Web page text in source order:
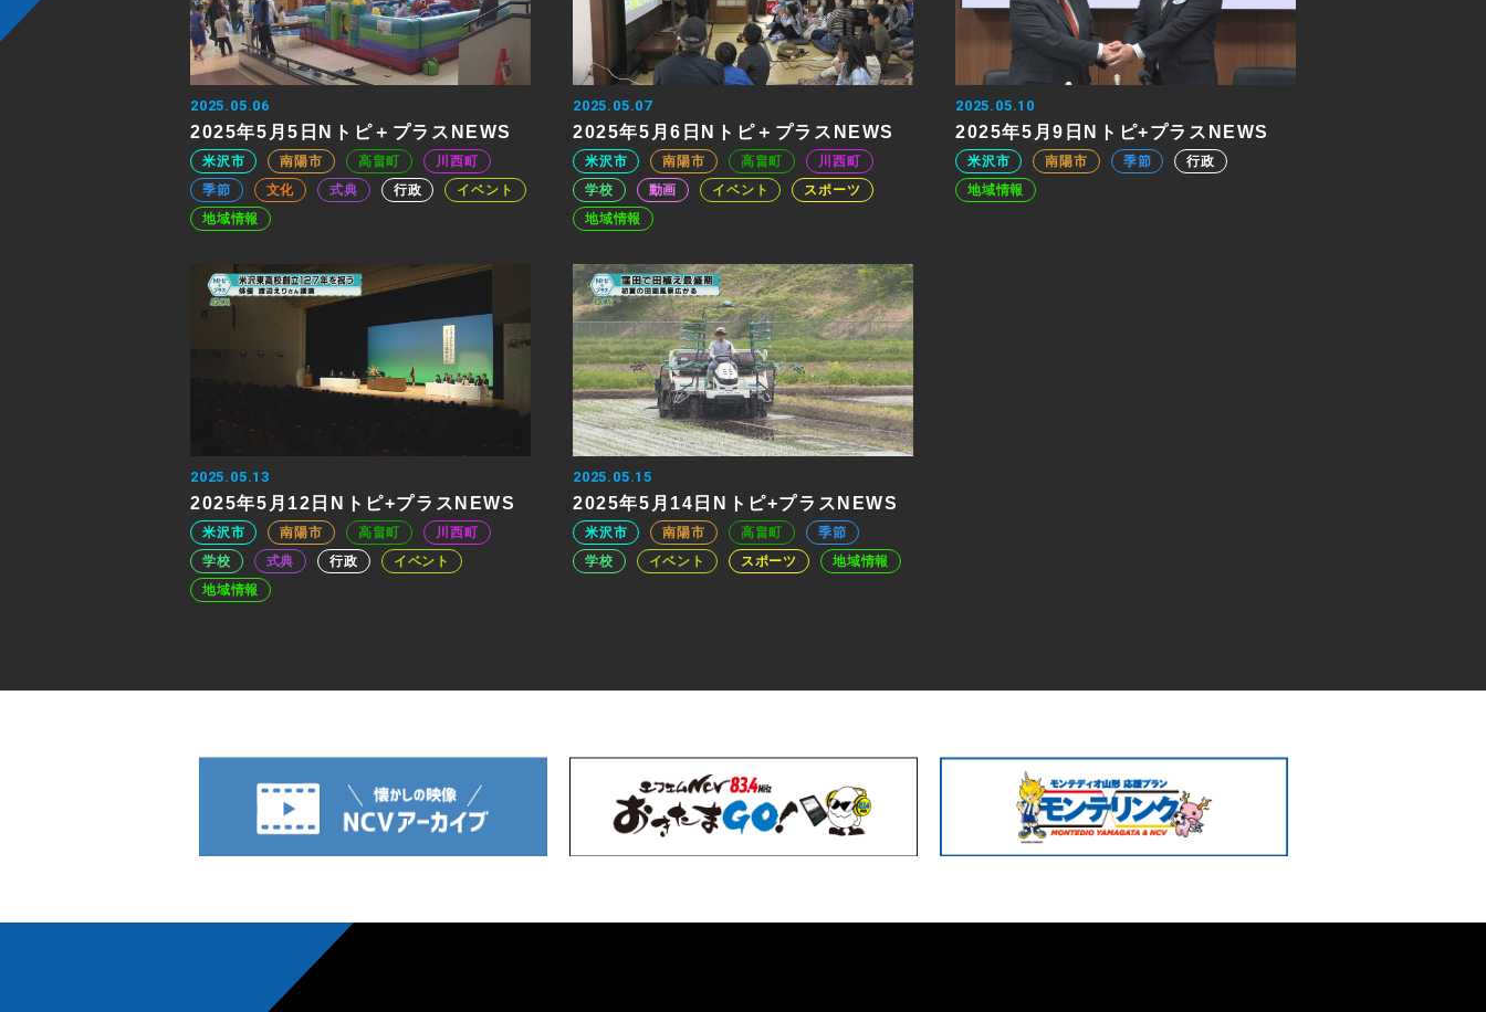
2025.05.06
2025年5月5日Nトピ＋プラスNEWS
米沢市 南陽市 高畠町
川西町
季節
文化 式典 行政
イベント
地域情報
2025.05.07
2025年5月6日Nトピ＋プラスNEWS
米沢市 南陽市 高畠町
川西町
学校
動画 イベント
スポーツ
地域情報
2025.05.10
2025年5月9日Nトピ+プラスNEWS
米沢市 南陽市 季節
行政
地域情報
2025.05.13
2025年5月12日Nトピ+プラスNEWS
米沢市 南陽市 高畠町
川西町
学校
式典 行政
イベント
地域情報
2025.05.15
2025年5月14日Nトピ+プラスNEWS
米沢市 南陽市 高畠町
季節
学校
イベント スポーツ 地域情報